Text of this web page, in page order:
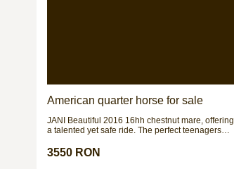
American quarter horse for sale
JANI Beautiful 2016 16hh chestnut mare, offering
a talented yet safe ride. The perfect teenagers
allrounder. Jani has competed up to 1.10 and has
jumped bigger tracks at home showing loads of
3550 RON